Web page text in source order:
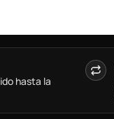
hasta la